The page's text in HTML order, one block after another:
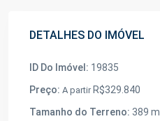
DETALHES DO IMÓVEL
ID Do Imóvel: 19835
Preço: A partirR$329.840
Tamanho do Terreno: 389 m